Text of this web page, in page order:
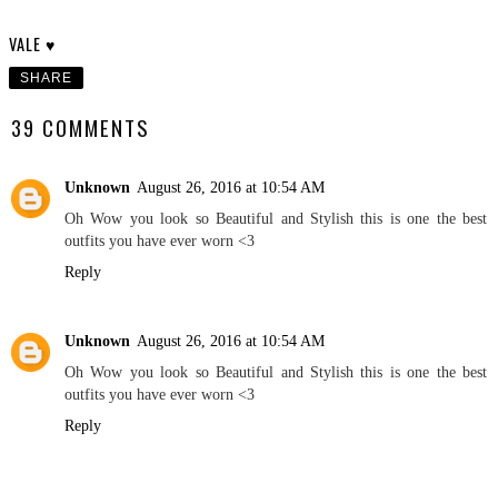
VALE ♥
SHARE
39 COMMENTS
Unknown August 26, 2016 at 10:54 AM
Oh Wow you look so Beautiful and Stylish this is one the best
outfits you have ever worn <3
Reply
Unknown August 26, 2016 at 10:54 AM
Oh Wow you look so Beautiful and Stylish this is one the best
outfits you have ever worn <3
Reply